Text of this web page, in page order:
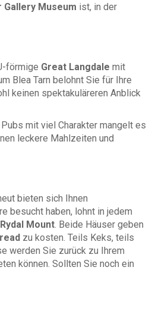
Museum ist, in der
förmige Great Langdale mit
Blea Tarn belohnt Sie für Ihre
keinen spektakuläreren Anblick
mit viel Charakter mangelt es
leckere Mahlzeiten und
bieten sich Ihnen
besucht haben, lohnt in jedem
Rydal Mount. Beide Häuser geben
zu kosten. Teils Keks, teils
werden Sie zurück zu Ihrem
können. Sollten Sie noch ein